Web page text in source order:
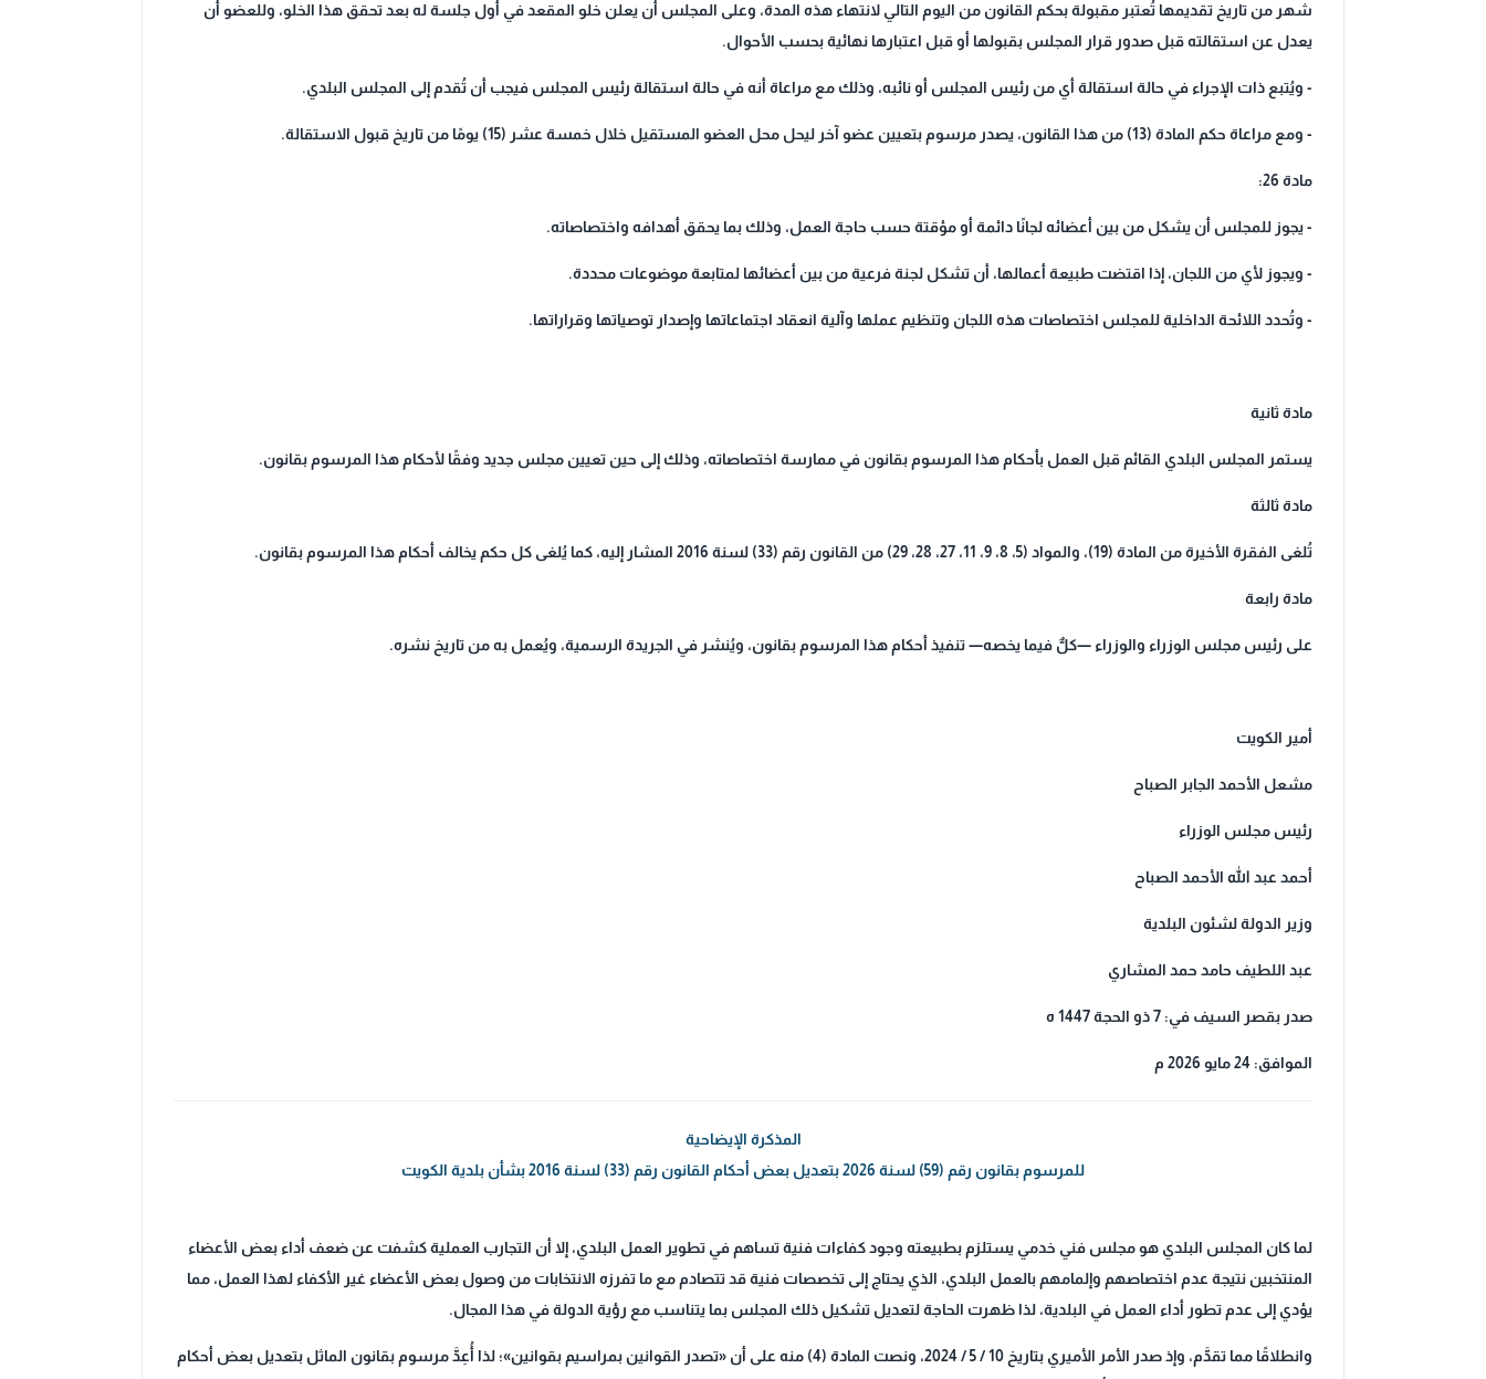
شهر من تاريخ تقديمها تُعتبر مقبولة بحكم القانون من اليوم التالي لانتهاء هذه المدة، وعلى المجلس أن يعلن خلو المقعد في أول جلسة له بعد تحقق هذا الخلو، وللعضو أن
يعدل عن استقالته قبل صدور قرار المجلس بقبولها أو قبل اعتبارها نهائية بحسب الأحوال.
- ويُتبع ذات الإجراء في حالة استقالة أي من رئيس المجلس أو نائبه، وذلك مع مراعاة أنه في حالة استقالة رئيس المجلس فيجب أن تُقدم إلى المجلس البلدي.
- ومع مراعاة حكم المادة (13) من هذا القانون، يصدر مرسوم بتعيين عضو آخر ليحل محل العضو المستقيل خلال خمسة عشر (15) يومًا من تاريخ قبول الاستقالة.
مادة 26:
- يجوز للمجلس أن يشكل من بين أعضائه لجانًا دائمة أو مؤقتة حسب حاجة العمل، وذلك بما يحقق أهدافه واختصاصاته.
- ويجوز لأي من اللجان، إذا اقتضت طبيعة أعمالها، أن تشكل لجنة فرعية من بين أعضائها لمتابعة موضوعات محددة.
- وتُحدد اللائحة الداخلية للمجلس اختصاصات هذه اللجان وتنظيم عملها وآلية انعقاد اجتماعاتها وإصدار توصياتها وقراراتها.
مادة ثانية
يستمر المجلس البلدي القائم قبل العمل بأحكام هذا المرسوم بقانون في ممارسة اختصاصاته، وذلك إلى حين تعيين مجلس جديد وفقًا لأحكام هذا المرسوم بقانون.
مادة ثالثة
تُلغى الفقرة الأخيرة من المادة (19)، والمواد (5، 8، 9، 11، 27، 28، 29) من القانون رقم (33) لسنة 2016 المشار إليه، كما يُلغى كل حكم يخالف أحكام هذا المرسوم بقانون.
مادة رابعة
على رئيس مجلس الوزراء والوزراء —كلٌّ فيما يخصه— تنفيذ أحكام هذا المرسوم بقانون، ويُنشر في الجريدة الرسمية، ويُعمل به من تاريخ نشره.
أمير الكويت
مشعل الأحمد الجابر الصباح
رئيس مجلس الوزراء
أحمد عبد الله الأحمد الصباح
وزير الدولة لشئون البلدية
عبد اللطيف حامد حمد المشاري
صدر بقصر السيف في: 7 ذو الحجة 1447 ه
الموافق: 24 مايو 2026 م
المذكرة الإيضاحية
للمرسوم بقانون رقم (59) لسنة 2026 بتعديل بعض أحكام القانون رقم (33) لسنة 2016 بشأن بلدية الكويت
لما كان المجلس البلدي هو مجلس فني خدمي يستلزم بطبيعته وجود كفاءات فنية تساهم في تطوير العمل البلدي، إلا أن التجارب العملية كشفت عن ضعف أداء بعض الأعضاء
المنتخبين نتيجة عدم اختصاصهم وإلمامهم بالعمل البلدي، الذي يحتاج إلى تخصصات فنية قد تتصادم مع ما تفرزه الانتخابات من وصول بعض الأعضاء غير الأكفاء لهذا العمل، مما
يؤدي إلى عدم تطور أداء العمل في البلدية، لذا ظهرت الحاجة لتعديل تشكيل ذلك المجلس بما يتناسب مع رؤية الدولة في هذا المجال.
وانطلاقًا مما تقدَّم، وإذ صدر الأمر الأميري بتاريخ 10 / 5 / 2024، ونصت المادة (4) منه على أن «تصدر القوانين بمراسيم بقوانين»؛ لذا أُعِدَّ مرسوم بقانون الماثل بتعديل بعض أحكام